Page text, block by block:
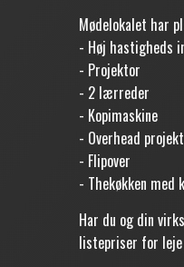
Mødelokalet har
- Høj hastigheds
- Projektor
- 2 lærreder
- Kopimaskine
- Overhead
- Flipover
- Thekøkken med
Har du og din
listepriser for